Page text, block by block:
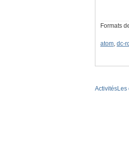
Formats
atom, dc-
ActivitésLes